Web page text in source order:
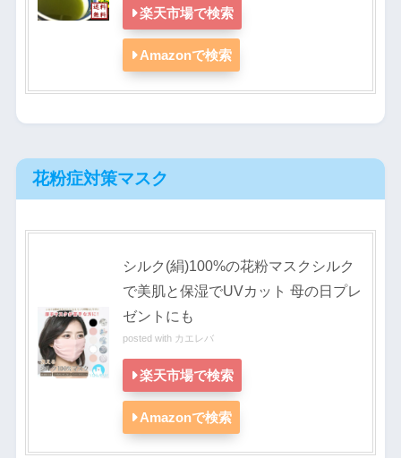
楽天市場で検索
Amazonで検索
花粉症対策マスク
シルク(絹)100%の花粉マスクシルク
で美肌と保湿でUVカット 母の日プレ
ゼントにも
posted with カエレバ
楽天市場で検索
Amazonで検索